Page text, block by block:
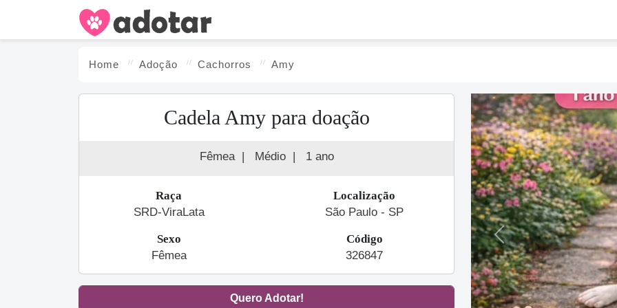
Home Adoção Cachorros Amy
Cadela Amy para doação
Fêmea | Médio | 1 ano
Raça
SRD-ViraLata
Localização
São Paulo - SP
Sexo
Fêmea
Código
326847
Quero Adotar!
Previous